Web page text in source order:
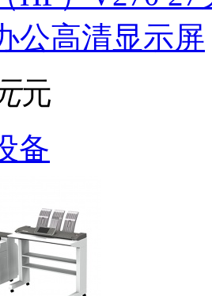
公高清显示屏
元
备